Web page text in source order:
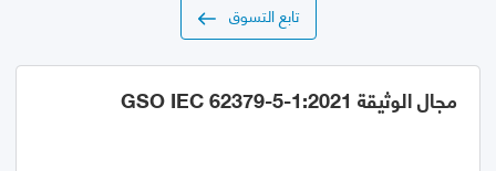
تابع التسوق
مجال الوثيقة GSO IEC 62379-5-1:2021